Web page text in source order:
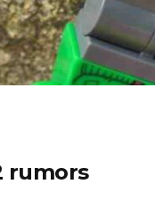
rumors